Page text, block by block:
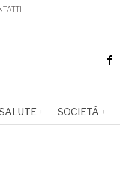
SOCIETÀ